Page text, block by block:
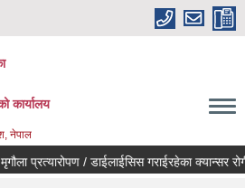
कार्यालय
नेपाल
प्रत्यारोपण / डाईलाईसिस गराईरहेका क्यान्सर